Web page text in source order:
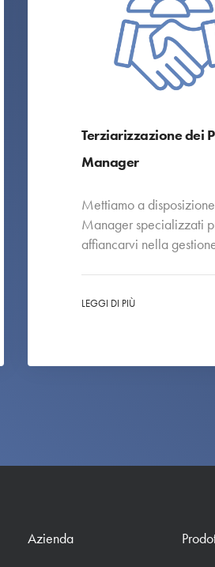
Terziarizzazione dei
Manager
Mettiamo a
Manager specializzati
affiancarvi nella
LEGGI DI PIÙ
Azienda